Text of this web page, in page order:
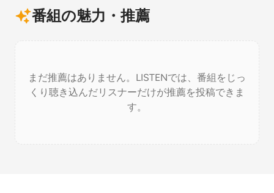
番組の魅力・推薦
まだ推薦はありません。LISTENでは、番組をじっ
くり聴き込んだリスナーだけが推薦を投稿できま
す。